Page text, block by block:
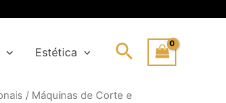
Estética Search
/ Máquinas de Corte e